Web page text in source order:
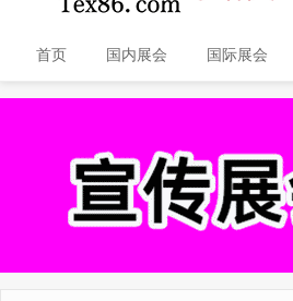
首页 国内展会 国际展会